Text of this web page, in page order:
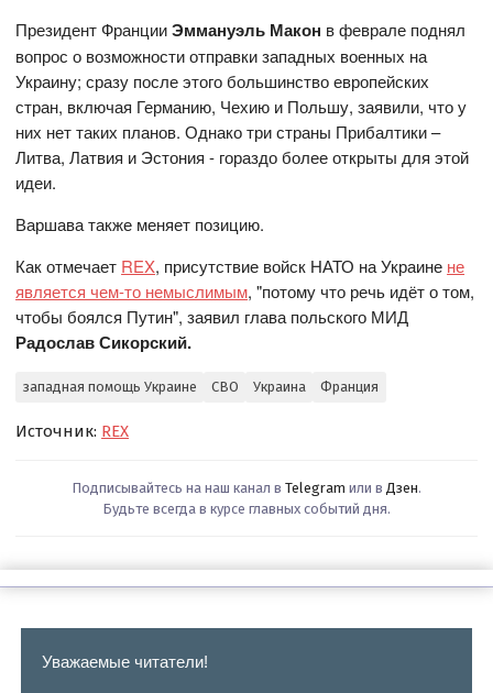
Президент ФранцииЭммануэль Макон в феврале поднял
вопрос о возможности отправки западных военных на
Украину; сразу после этого большинство европейских
стран, включая Германию, Чехию и Польшу, заявили, что у
них нет таких планов. Однако три страны Прибалтики –
Литва, Латвия и Эстония - гораздо более открыты для этой
идеи.
Варшава также меняет позицию.
Как отмечает REX, присутствие войск НАТО на Украине не
является чем-то немыслимым, "потому что речь идёт о том,
чтобы боялся Путин", заявил глава польского МИД
Радослав Сикорский.
западная помощь Украине СВО Украина Франция
Источник: REX
Подписывайтесь на наш канал в Telegram или в Дзен.
Будьте всегда в курсе главных событий дня.
Уважаемые читатели!